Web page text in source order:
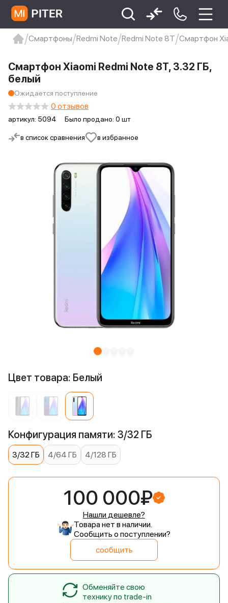
Xiaomi 9 про
xiaomi redmi 12c
Смартфоны Redmi Note Redmi Note 8T Смартфон
в список сравнения в избранное
Смартфон Xiaomi Redmi Note 8T, 3.32 ГБ,
белый
Ожидается поступление
артикул: 5094 Было продано: 0 шт
0 отзывов
Цвет товара: Белый
Конфигурация памяти: 3/32 ГБ
3/32 ГБ 4/64 ГБ 4/128 ГБ
100 000₽
Нашли дешевле?
Товара нет в наличии.
Сообщить о поступлении?
сообщить
Обменяйте свою
технику по trade-in